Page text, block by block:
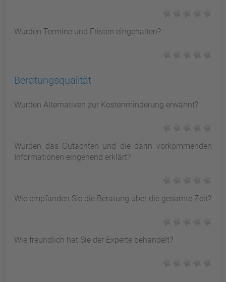
Wurden Termine und Fristen eingehalten?
Beratungsqualität
Wurden Alternativen zur Kostenminderung erwähnt?
Wurden das Gutachten und die darin vorkommenden
Informationen eingehend erklärt?
Wie empfanden Sie die Beratung über die gesamte Zeit?
Wie freundlich hat Sie der Experte behandelt?